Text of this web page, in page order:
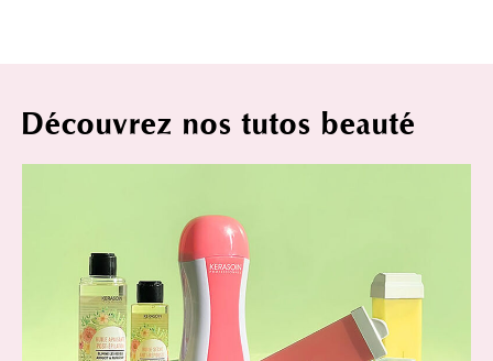
Découvrez nos tutos beauté